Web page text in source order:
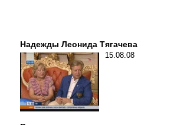
Надежды Леонида Тягачева
15.08.08